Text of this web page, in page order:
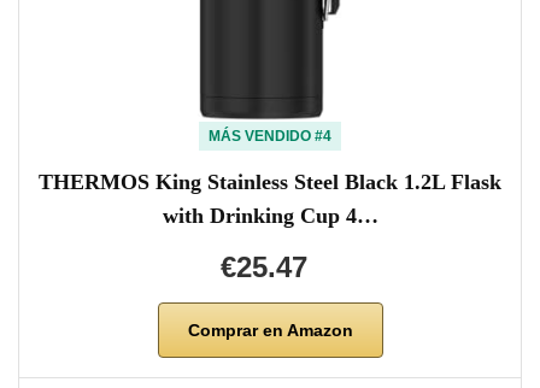
MÁS VENDIDO #4
THERMOS King Stainless Steel Black 1.2L Flask
with Drinking Cup 4…
€25.47
Comprar en Amazon